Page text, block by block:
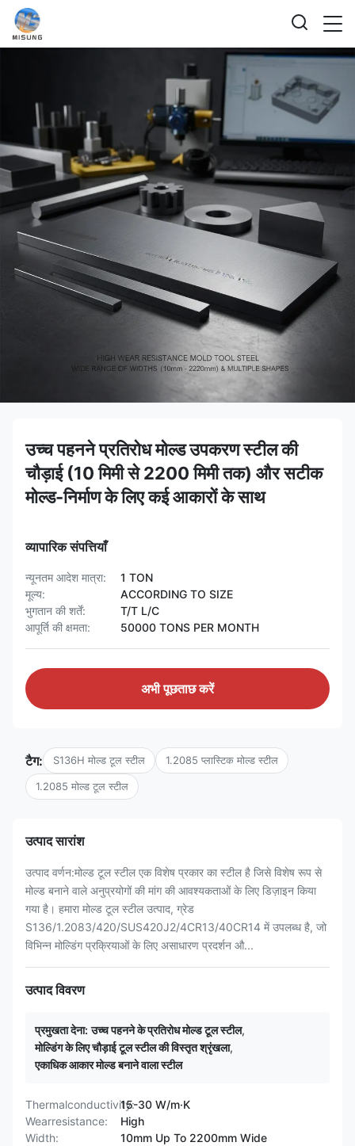
उच्च पहनने प्रतिरोध मोल्ड उपकरण स्टील की
चौड़ाई (10 मिमी से 2200 मिमी तक) और सटीक
मोल्ड-निर्माण के लिए कई आकारों के साथ
व्यापारिक संपत्तियाँ
न्यूनतम आदेश मात्रा:
1 TON
मूल्य:
ACCORDING TO SIZE
भुगतान की शर्तें:
T/T L/C
आपूर्ति की क्षमता:
50000 TONS PER MONTH
अभी पूछताछ करें
टैग: S136H मोल्ड टूल स्टील 1.2085 प्लास्टिक मोल्ड स्टील
1.2085 मोल्ड टूल स्टील
उत्पाद सारांश
उत्पाद वर्णन:मोल्ड टूल स्टील एक विशेष प्रकार का स्टील है जिसे विशेष रूप से
मोल्ड बनाने वाले अनुप्रयोगों की मांग की आवश्यकताओं के लिए डिज़ाइन किया
गया है। हमारा मोल्ड टूल स्टील उत्पाद, ग्रेड
S136/1.2083/420/SUS420J2/4CR13/40CR14 में उपलब्ध है, जो
विभिन्न मोल्डिंग प्रक्रियाओं के लिए असाधारण प्रदर्शन औ...
उत्पाद विवरण
प्रमुखता देना: उच्च पहनने के प्रतिरोध मोल्ड टूल स्टील,
मोल्डिंग के लिए चौड़ाई टूल स्टील की विस्तृत श्रृंखला,
एकाधिक आकार मोल्ड बनाने वाला स्टील
Thermalconductivity:15-30 W/m·K
Wearresistance:
High
Width:
10mm Up To 2200mm Wide